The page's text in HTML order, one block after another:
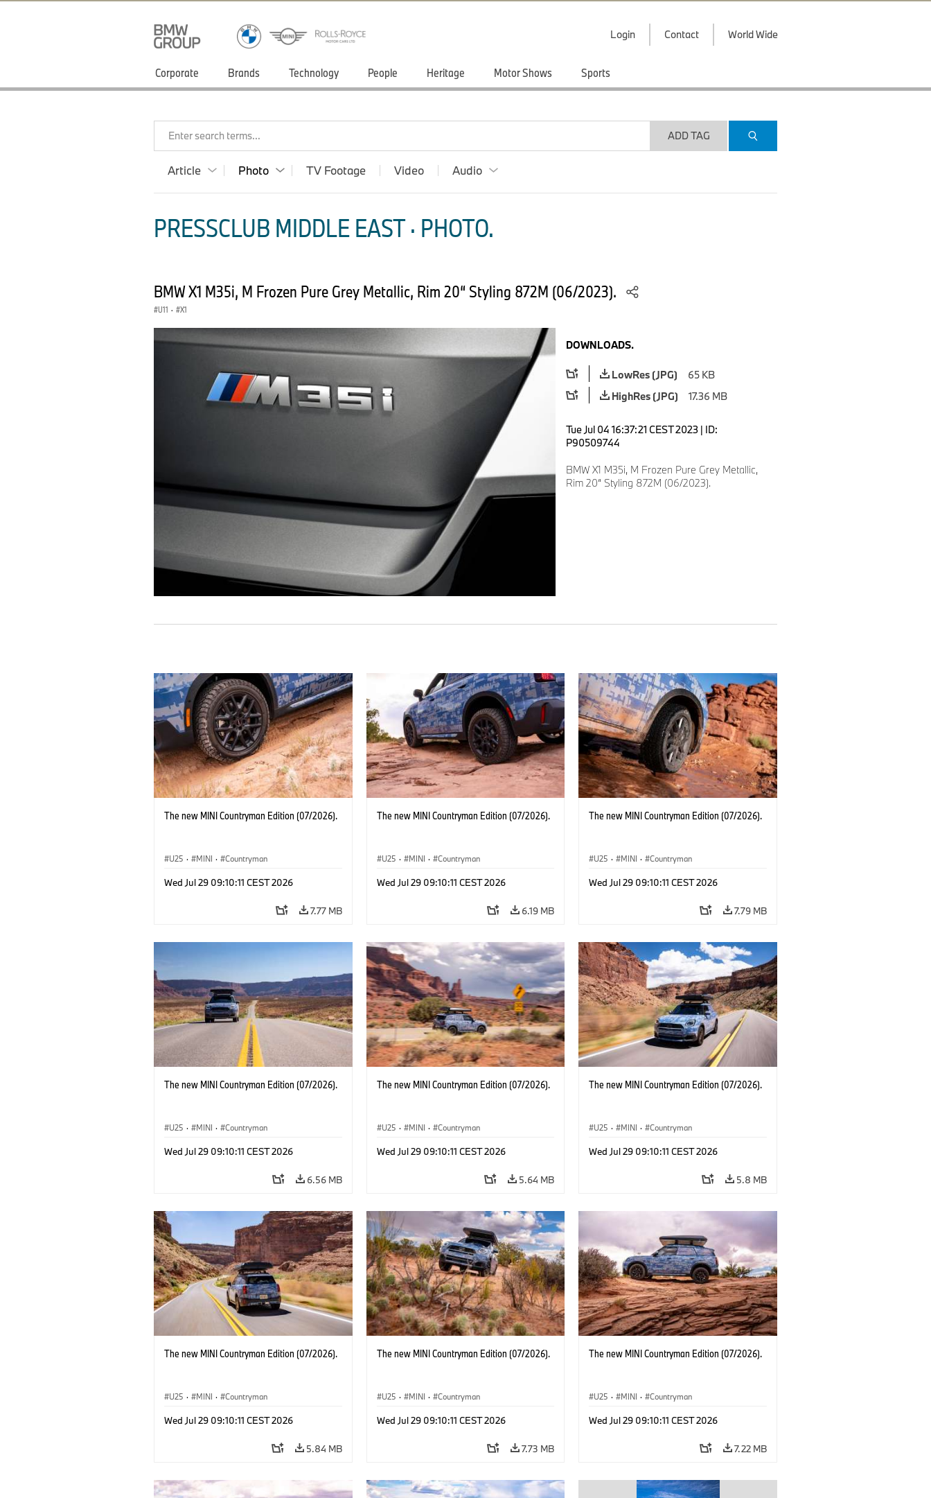
Login Contact World Wide
Corporate Brands Technology People Heritage Motor Shows Sports
Enter search terms... ADD TAG
Article Photo TV Footage Video Audio
PRESSCLUB MIDDLE EAST · PHOTO.
BMW X1 M35i, M Frozen Pure Grey Metallic, Rim 20“ Styling 872M (06/2023).
U11 · X1
DOWNLOADS.
LowRes (JPG)
65 KB
HighRes (JPG)
17.36 MB
Tue Jul 04 16:37:21 CEST 2023 | ID:
P90509744
BMW X1 M35i, M Frozen Pure Grey Metallic,
Rim 20“ Styling 872M (06/2023).
The new MINI Countryman Edition (07/2026).
U25 · MINI · Countryman
Wed Jul 29 09:10:11 CEST 2026
7.77 MB
The new MINI Countryman Edition (07/2026).
U25 · MINI · Countryman
Wed Jul 29 09:10:11 CEST 2026
6.19 MB
The new MINI Countryman Edition (07/2026).
U25 · MINI · Countryman
Wed Jul 29 09:10:11 CEST 2026
7.79 MB
The new MINI Countryman Edition (07/2026).
U25 · MINI · Countryman
Wed Jul 29 09:10:11 CEST 2026
6.56 MB
The new MINI Countryman Edition (07/2026).
U25 · MINI · Countryman
Wed Jul 29 09:10:11 CEST 2026
5.64 MB
The new MINI Countryman Edition (07/2026).
U25 · MINI · Countryman
Wed Jul 29 09:10:11 CEST 2026
5.8 MB
The new MINI Countryman Edition (07/2026).
U25 · MINI · Countryman
Wed Jul 29 09:10:11 CEST 2026
5.84 MB
The new MINI Countryman Edition (07/2026).
U25 · MINI · Countryman
Wed Jul 29 09:10:11 CEST 2026
7.73 MB
The new MINI Countryman Edition (07/2026).
U25 · MINI · Countryman
Wed Jul 29 09:10:11 CEST 2026
7.22 MB